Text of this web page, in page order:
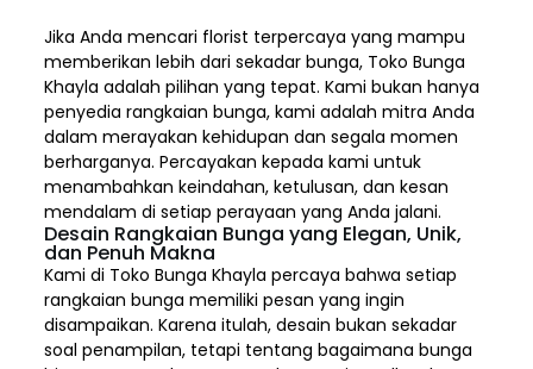
Jika Anda mencari florist terpercaya yang mampu
memberikan lebih dari sekadar bunga, Toko Bunga
Khayla adalah pilihan yang tepat. Kami bukan hanya
penyedia rangkaian bunga, kami adalah mitra Anda
dalam merayakan kehidupan dan segala momen
berharganya. Percayakan kepada kami untuk
menambahkan keindahan, ketulusan, dan kesan
mendalam di setiap perayaan yang Anda jalani.
Desain Rangkaian Bunga yang Elegan, Unik,
dan Penuh Makna
Kami di Toko Bunga Khayla percaya bahwa setiap
rangkaian bunga memiliki pesan yang ingin
disampaikan. Karena itulah, desain bukan sekadar
soal penampilan, tetapi tentang bagaimana bunga